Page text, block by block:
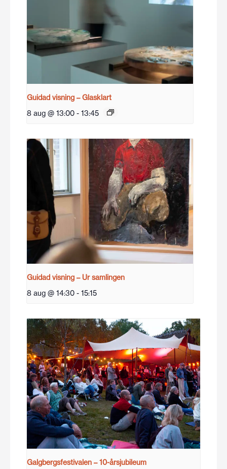
Guidad visning – Glasklart
8 aug @ 13:00 - 13:45
Guidad visning – Ur samlingen
8 aug @ 14:30 - 15:15
Galgbergsfestivalen – 10-årsjubileum